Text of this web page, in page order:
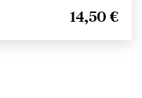
14,50 €